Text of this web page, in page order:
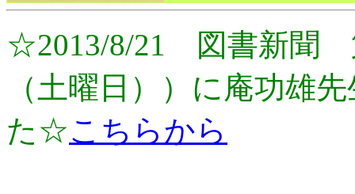
☆2013/8/21 図書新聞
（土曜日））に庵功雄
た☆こちらから